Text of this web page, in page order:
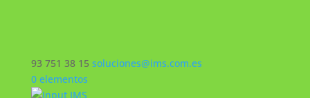
93 751 38 15 soluciones@ims.com.es
0 elementos